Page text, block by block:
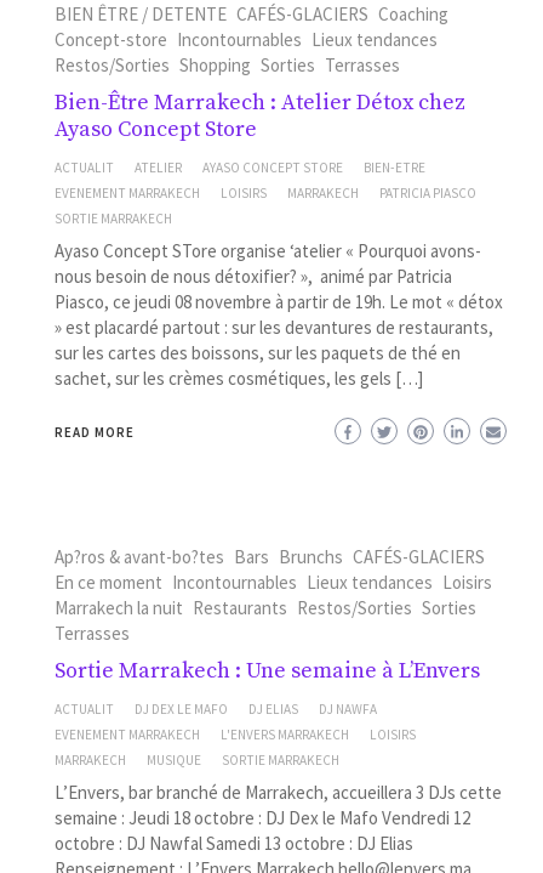
BIEN ÊTRE / DETENTE CAFÉS-GLACIERS Coaching
Concept-store Incontournables Lieux tendances
Restos/Sorties Shopping Sorties Terrasses
Bien-Être Marrakech : Atelier Détox chez
Ayaso Concept Store
ACTUALIT ATELIER AYASO CONCEPT STORE
BIEN-ETRE
EVENEMENT MARRAKECH
LOISIRS MARRAKECH
PATRICIA PIASCO
SORTIE MARRAKECH
Ayaso Concept STore organise ‘atelier « Pourquoi avons-
nous besoin de nous détoxifier? », animé par Patricia
Piasco, ce jeudi 08 novembre à partir de 19h. Le mot « détox
» est placardé partout : sur les devantures de restaurants,
sur les cartes des boissons, sur les paquets de thé en
sachet, sur les crèmes cosmétiques, les gels […]
READ MORE
Ap?ros & avant-bo?tes Bars Brunchs CAFÉS-GLACIERS
En ce moment Incontournables Lieux tendances Loisirs
Marrakech la nuit Restaurants Restos/Sorties Sorties
Terrasses
Sortie Marrakech : Une semaine à L’Envers
ACTUALIT DJ DEX LE MAFO DJ ELIAS
DJ NAWFA
EVENEMENT MARRAKECH
L'ENVERS MARRAKECH
LOISIRS
MARRAKECH
MUSIQUE SORTIE MARRAKECH
L’Envers, bar branché de Marrakech, accueillera 3 DJs cette
semaine : Jeudi 18 octobre : DJ Dex le Mafo Vendredi 12
octobre : DJ Nawfal Samedi 13 octobre : DJ Elias